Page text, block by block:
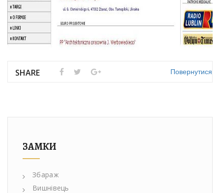
SHARE Повернутися
ЗАМКИ
Збараж
Вишнівець